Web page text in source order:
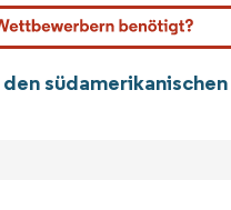
Bild © Mordor